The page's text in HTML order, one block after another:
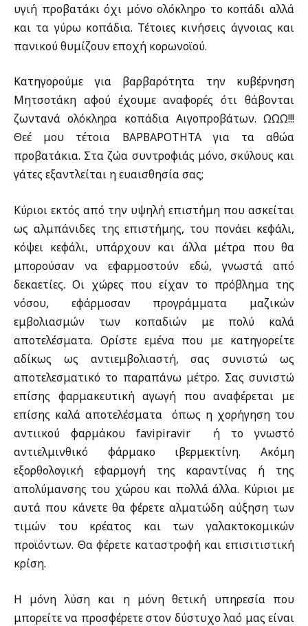
υγιή προβατάκι όχι μόνο ολόκληρο το κοπάδι αλλά
και τα γύρω κοπάδια. Τέτοιες κινήσεις άγνοιας και
πανικού θυμίζουν εποχή κορωνοϊού.
Κατηγορούμε για βαρβαρότητα την κυβέρνηση
Μητσοτάκη αφού έχουμε αναφορές ότι θάβονται
ζωντανά ολόκληρα κοπάδια Αιγοπροβάτων. ΩΩΩ!!!
Θεέ μου τέτοια ΒΑΡΒΑΡΟΤΗΤΑ για τα αθώα
προβατάκια. Στα ζώα συντροφιάς μόνο, σκύλους και
γάτες εξαντλείται η ευαισθησία σας;
Κύριοι εκτός από την υψηλή επιστήμη που ασκείται
ως αλμπάνιδες της επιστήμης, του πονάει κεφάλι,
κόψει κεφάλι, υπάρχουν και άλλα μέτρα που θα
μπορούσαν να εφαρμοστούν εδώ, γνωστά από
δεκαετίες. Οι χώρες που είχαν το πρόβλημα της
νόσου, εφάρμοσαν προγράμματα μαζικών
εμβολιασμών των κοπαδιών με πολύ καλά
αποτελέσματα. Ορίστε εμένα που με κατηγορείτε
αδίκως ως αντιεμβολιαστή, σας συνιστώ ως
αποτελεσματικό το παραπάνω μέτρο. Σας συνιστώ
επίσης φαρμακευτική αγωγή που αναφέρεται με
επίσης καλά αποτελέσματα όπως η χορήγηση του
αντιικού φαρμάκου favipiravir ή το γνωστό
αντιελμινθικό φάρμακο ιβερμεκτίνη. Ακόμη
εξορθολογική εφαρμογή της καραντίνας ή της
απολύμανσης του χώρου και πολλά άλλα. Κύριοι με
αυτά που κάνετε θα φέρετε αλματώδη αύξηση των
τιμών του κρέατος και των γαλακτοκομικών
προϊόντων. Θα φέρετε καταστροφή και επισιτιστική
κρίση.
Η μόνη λύση και η μόνη θετική υπηρεσία που
μπορείτε να προσφέρετε στον δύστυχο λαό μας είναι